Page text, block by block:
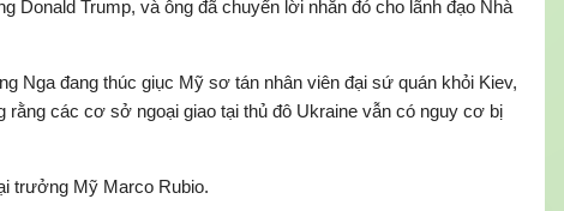
Donald Trump, và ông đã chuyển lời nhắn đó cho lãnh đạo Nhà
Nga đang thúc giục Mỹ sơ tán nhân viên đại sứ quán khỏi Kiev,
các cơ sở ngoại giao tại thủ đô Ukraine vẫn có nguy cơ bị